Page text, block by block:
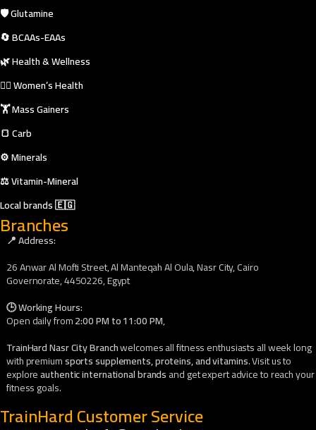
🛡️ Glutamine
🔄 BCAAs-EAAs
🌿 Health & Wellness
🧘‍♀️ Women’s Health
🏋️ Mass Gainers
🍞 Carb
⚙️ Minerals
⚖️ Vitamin-Mineral
Local brands 🇪🇬
Branches
📍 Address:
26 Anwar Al Mofti Street, Al Manteqah Al Oula, Nasr City, Cairo
Governorate, 4450226, Egypt
🕒 Working Hours:
Open daily from2:00 PM to 11:00 PM,
TrainHard Nasr City Branchwelcomes all fitness enthusiasts all week long
with premiumsports supplements, proteins, and vitamins. Visit us to
exploreauthentic international brandsand get expert advice to reach your
fitness goals.
TrainHard Customer Service